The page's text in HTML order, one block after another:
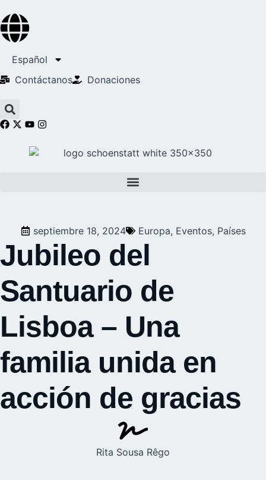
Español
Contáctanos
Donaciones
septiembre 18, 2024 Europa, Eventos, Países
Jubileo del
Santuario de
Lisboa – Una
familia unida en
acción de gracias
Rita Sousa Rêgo